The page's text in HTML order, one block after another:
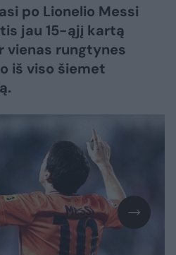
po Lionelio Messi
jau 15-ąjį kartą
vienas rungtynes
iš viso šiemet